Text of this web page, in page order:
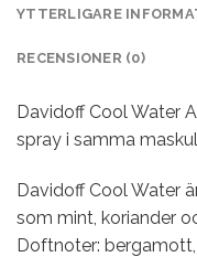
YTTERLIGARE
RECENSIONER (0)
Davidoff Cool Water
spray i samma
Davidoff Cool Water
som mint, koriander
Doftnoter: